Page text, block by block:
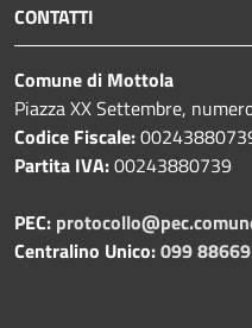
CONTATTI
Comune di Mottola
Piazza XX Settembre,
Codice Fiscale:
Partita IVA:00243880739
PEC:
Centralino Unico:099